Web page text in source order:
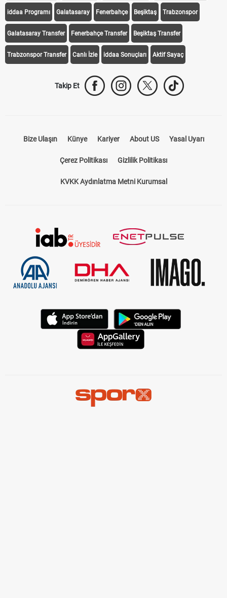
iddaa Programı Galatasaray Fenerbahçe Beşiktaş Trabzonspor
Galatasaray Transfer Fenerbahçe Transfer Beşiktaş Transfer
Trabzonspor Transfer Canlı İzle iddaa Sonuçları Aktif Sayaç
Takip Et
Bize Ulaşın Künye Kariyer About US Yasal Uyarı
Çerez Politikası Gizlilik Politikası
KVKK Aydınlatma Metni Kurumsal